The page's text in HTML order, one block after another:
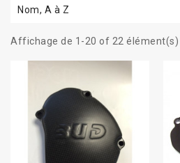
Nom, A à Z
Affichage de 1-20 of 22 élément(s)